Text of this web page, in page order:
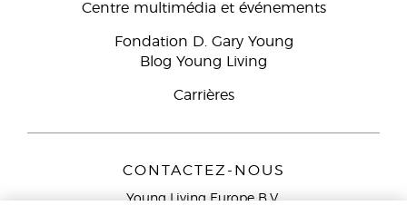
Centre multimédia et événements
Fondation D. Gary Young
Blog Young Living
Carrières
CONTACTEZ-NOUS
Young Living Europe B.V.